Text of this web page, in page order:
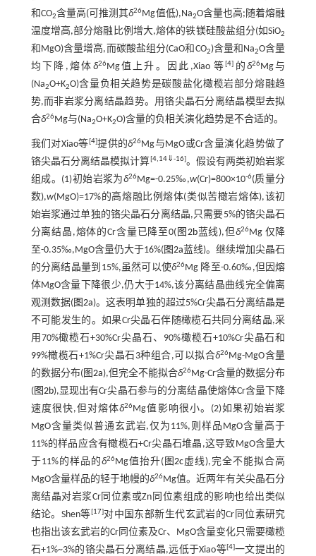
和CO2含量高(可推测其δ26Mg值低),Na2O含量也高;随着熔融
温度增高,部分熔融比例增大,熔体的铁镁硅酸盐组分(如SiO2
和MgO)含量增高,而碳酸盐组分(CaO和CO2)含量和Na2O含量
均下降,熔体 δ26Mg值上升。因此,Xiao 等[4] 的δ26Mg与
(Na2O+K2O)含量负相关趋势是碳酸盐化橄榄岩部分熔融趋
势,而非岩浆分离结晶趋势。用铬尖晶石分离结晶模型去拟
合δ26Mg与(Na2O+K2O)含量的负相关演化趋势是不合适的。
我们对Xiao等[4]提供的δ26Mg与MgO或Cr含量演化趋势做了
铬尖晶石分离结晶模拟计算[4,14⇓-16]。假设有两类初始岩浆
组成。(1)初始岩浆为δ26Mg=-0.25‰,w(Cr)=800×10-6(质量分
数),w(MgO)=17%的高熔融比例熔体(类似苦橄岩熔体),该初
始岩浆通过单独的铬尖晶石分离结晶,只需要5%的铬尖晶石
分离结晶,熔体的Cr含量已降至0( 图2b蓝线),但δ26Mg 仅降
至-0.35‰,MgO含量仍大于16%(图2a蓝线)。继续增加尖晶石
的分离结晶量到15%,虽然可以使δ26Mg 降至-0.60‰,但因熔
体MgO含量下降很少,仍大于14%,该分离结晶曲线完全偏离
观测数据(图2a)。这表明单独的超过5%Cr尖晶石分离结晶是
不可能发生的。如果Cr尖晶石伴随橄榄石共同分离结晶,采
用70%橄榄石+30%Cr尖晶石、90%橄榄石+10%Cr尖晶石和
99%橄榄石+1%Cr尖晶石3种组合,可以拟合δ26Mg-MgO含量
的数据分布(图2a),但完全不能拟合δ26Mg-Cr含量的数据分布
(图2b),显现出有Cr尖晶石参与的分离结晶使熔体Cr含量下降
速度很快,但对熔体δ26Mg值影响很小。(2)如果初始岩浆
MgO含量类似普通玄武岩,仅为11%,则样品MgO含量高于
11%的样品应含有橄榄石+Cr尖晶石堆晶,这导致MgO含量大
于11%的样品的δ26Mg值抬升(图2c虚线),完全不能拟合高
MgO含量样品的轻于地幔的δ26Mg值。近两年有关尖晶石分
离结晶对岩浆Cr同位素或Zn同位素组成的影响也给出类似
结论。Shen等[17]对中国东部新生代玄武岩的Cr同位素研究
也指出该玄武岩的Cr同位素及Cr、MgO含量变化只需要橄榄
石+1%~3%的铬尖晶石分离结晶,远低于Xiao等[4]一文提出的